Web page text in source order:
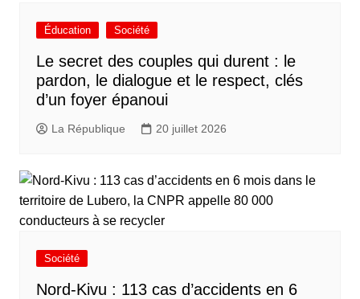
Éducation Société
Le secret des couples qui durent : le
pardon, le dialogue et le respect, clés
d’un foyer épanoui
La République 20 juillet 2026
Société
Nord-Kivu : 113 cas d’accidents en 6